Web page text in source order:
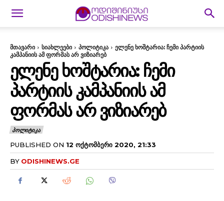
მთავარი სიახლეები პოლიტიკა
ელენე ხოშტარია: ჩემი პარტიის
კამპანიის ამ ფორმას არ ვიზიარებ
ᲔᲚᲔᲜᲔ ᲮᲝᲨᲢᲐᲠᲘᲐ: ᲩᲔᲛᲘ
ᲞᲐᲠᲢᲘᲘᲡ ᲙᲐᲛᲞᲐᲜᲘᲘᲡ ᲐᲛ
ᲤᲝᲠᲛᲐᲡ ᲐᲠ ᲕᲘᲖᲘᲐᲠᲔᲑ
ᲞᲝᲚᲘᲢᲘᲙᲐ
PUBLISHED ON 12 ᲝᲥᲢᲝᲛᲑᲔᲠᲘ 2020, 21:33
BY ODISHINEWS.GE